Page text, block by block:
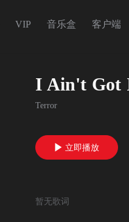
VIP 音乐盒 客户端
I Ain't Got
Terror
 立即播放
暂无歌词